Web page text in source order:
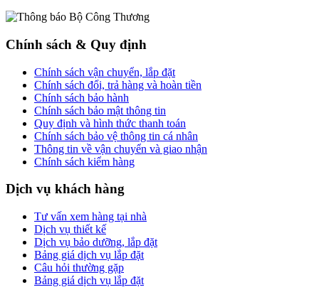
Chính sách & Quy định
Chính sách vận chuyển, lắp đặt
Chính sách đổi, trả hàng và hoàn tiền
Chính sách bảo hành
Chính sách bảo mật thông tin
Quy định và hình thức thanh toán
Chính sách bảo vệ thông tin cá nhân
Thông tin về vận chuyển và giao nhận
Chính sách kiểm hàng
Dịch vụ khách hàng
Tư vấn xem hàng tại nhà
Dịch vụ thiết kế
Dịch vụ bảo dưỡng, lắp đặt
Bảng giá dịch vụ lắp đặt
Câu hỏi thường gặp
Bảng giá dịch vụ lắp đặt